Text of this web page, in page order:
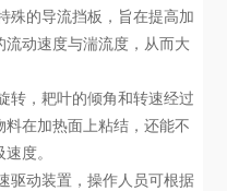
殊的导流挡板，旨在提高加
动速度与湍流度，从而大
转，耙叶的倾角和转速经过
在加热面上粘结，还能不
度。
驱动装置，操作人员可根据